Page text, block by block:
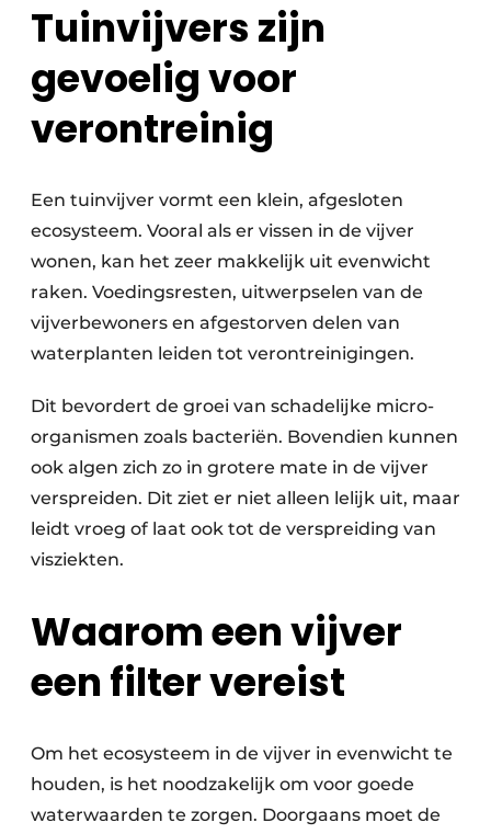
Tuinvijvers zijn
gevoelig voor
verontreinig
Een tuinvijver vormt een klein, afgesloten
ecosysteem. Vooral als er vissen in de vijver
wonen, kan het zeer makkelijk uit evenwicht
raken. Voedingsresten, uitwerpselen van de
vijverbewoners en afgestorven delen van
waterplanten leiden tot verontreinigingen.
Dit bevordert de groei van schadelijke micro-
organismen zoals bacteriën. Bovendien kunnen
ook algen zich zo in grotere mate in de vijver
verspreiden. Dit ziet er niet alleen lelijk uit, maar
leidt vroeg of laat ook tot de verspreiding van
visziekten.
Waarom een vijver
een filter vereist
Om het ecosysteem in de vijver in evenwicht te
houden, is het noodzakelijk om voor goede
waterwaarden te zorgen. Doorgaans moet de